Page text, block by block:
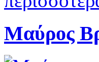
Μαύρος